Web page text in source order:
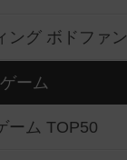
ング ボドファン
ーム
ーム TOP50